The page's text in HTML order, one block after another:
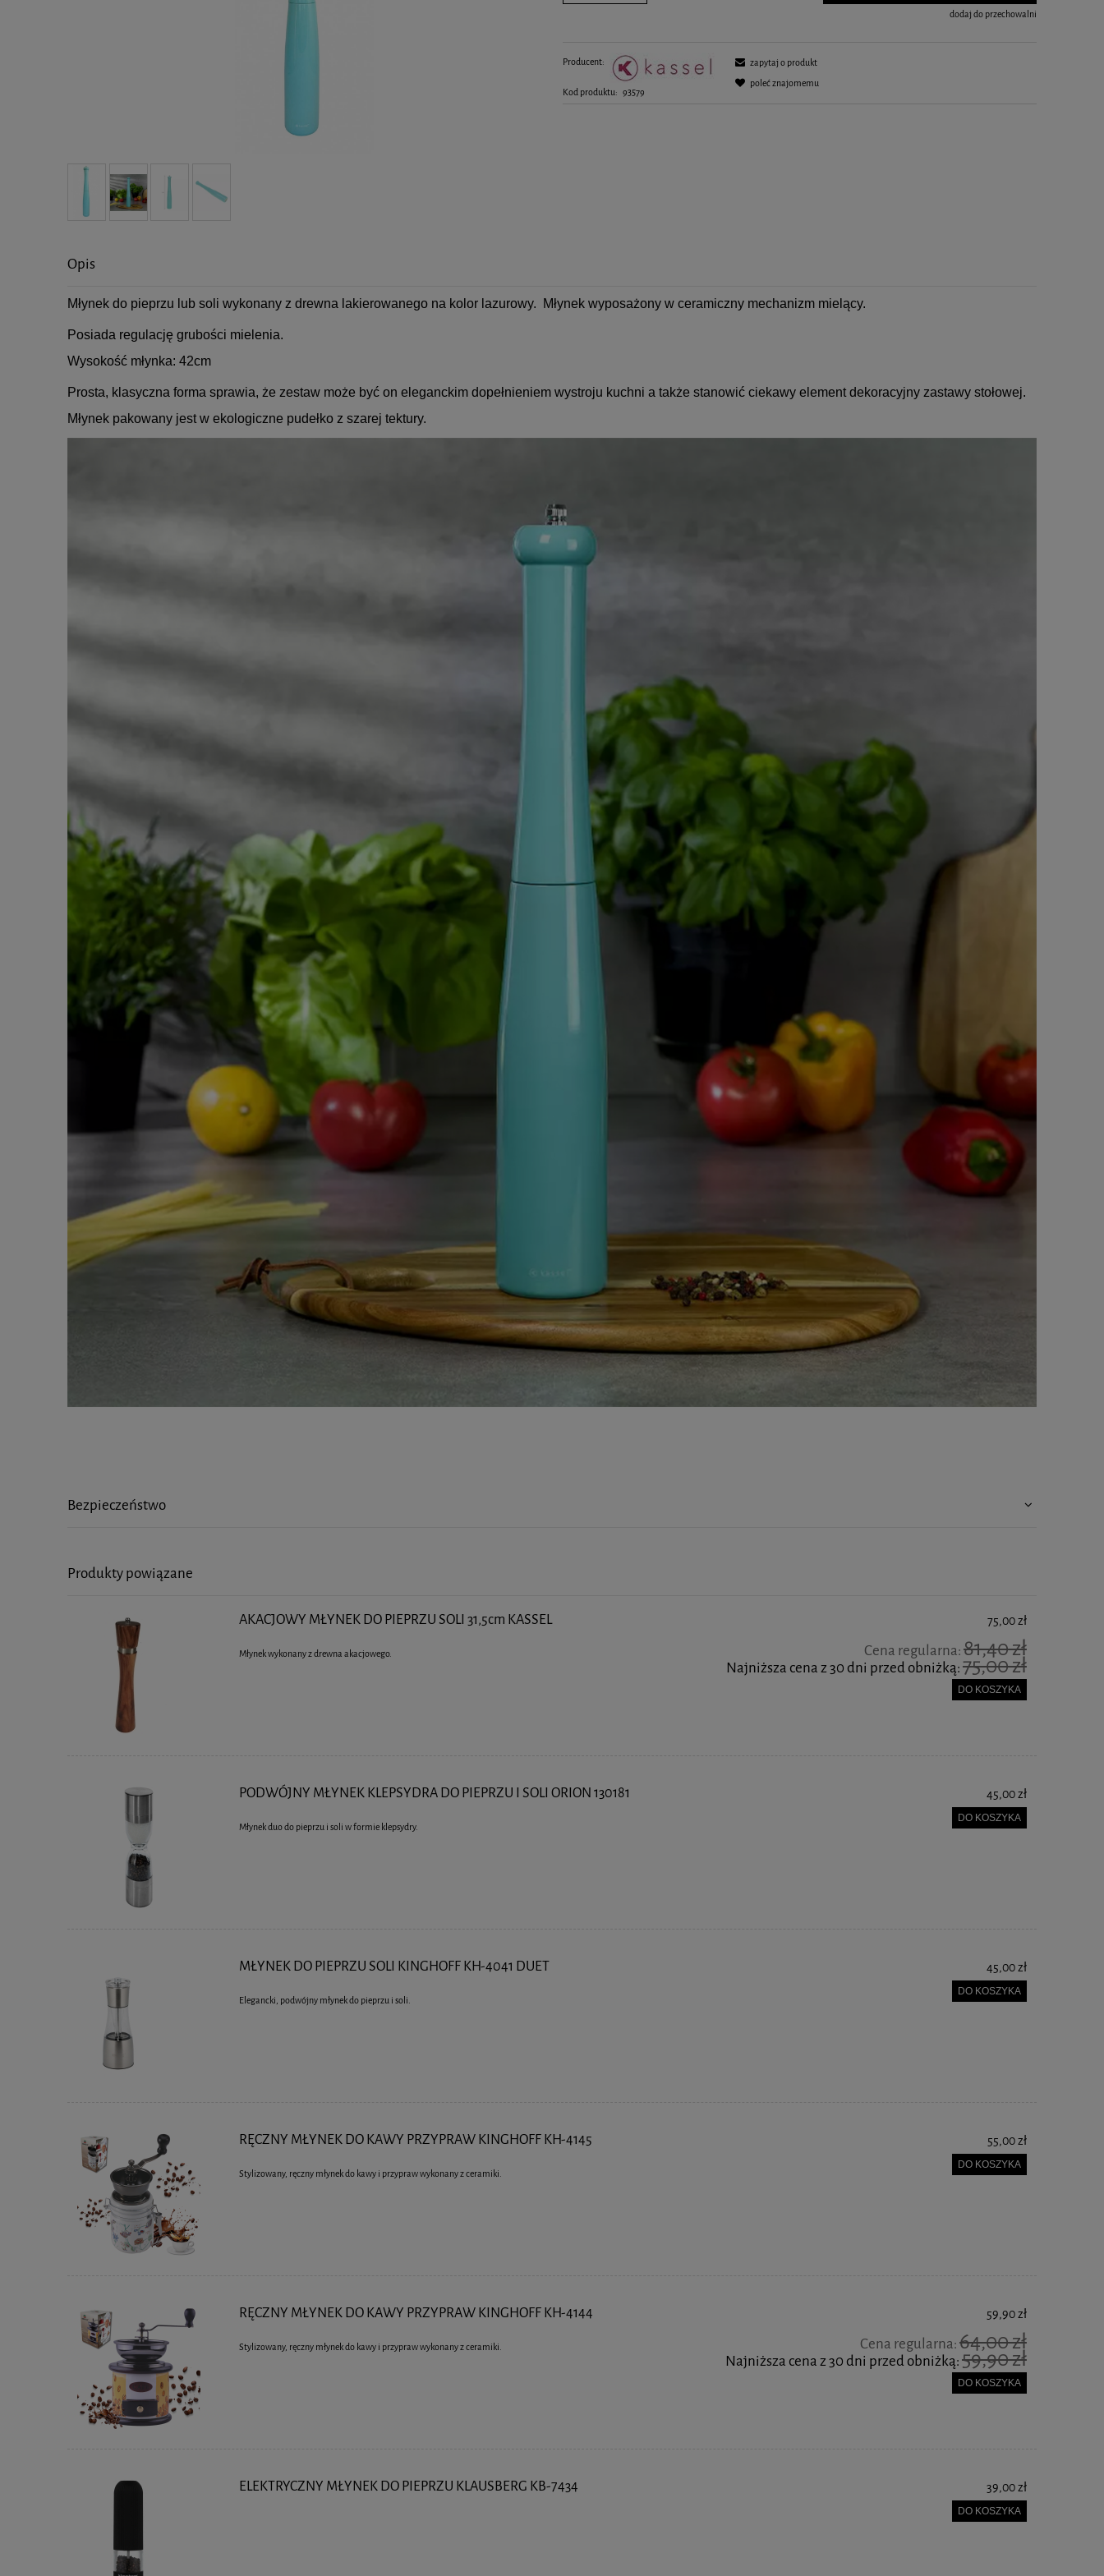
dodaj do przechowalni
Producent:
Kod produktu: 93579
zapytaj o produkt
poleć znajomemu
Opis
Młynek do pieprzu lub soli wykonany z drewna lakierowanego na kolor lazurowy. Młynek wyposażony w ceramiczny mechanizm mielący.
Posiada regulację grubości mielenia.
Wysokość młynka: 42cm
Prosta, klasyczna forma sprawia, że zestaw może być on eleganckim dopełnieniem wystroju kuchni a także stanowić ciekawy element dekoracyjny zastawy stołowej.
Młynek pakowany jest w ekologiczne pudełko z szarej tektury.
Bezpieczeństwo
Produkty powiązane
AKACJOWY MŁYNEK DO PIEPRZU SOLI 31,5cm KASSEL
Młynek wykonany z drewna akacjowego.
75,00 zł
Cena regularna:81,40 zł
Najniższa cena z 30 dni przed obniżką:75,00 zł
DO KOSZYKA
PODWÓJNY MŁYNEK KLEPSYDRA DO PIEPRZU I SOLI ORION 130181
Młynek duo do pieprzu i soli w formie klepsydry.
45,00 zł
DO KOSZYKA
MŁYNEK DO PIEPRZU SOLI KINGHOFF KH-4041 DUET
Elegancki, podwójny młynek do pieprzu i soli.
45,00 zł
DO KOSZYKA
RĘCZNY MŁYNEK DO KAWY PRZYPRAW KINGHOFF KH-4145
Stylizowany, ręczny młynek do kawy i przypraw wykonany z ceramiki.
55,00 zł
DO KOSZYKA
RĘCZNY MŁYNEK DO KAWY PRZYPRAW KINGHOFF KH-4144
Stylizowany, ręczny młynek do kawy i przypraw wykonany z ceramiki.
59,90 zł
Cena regularna:64,00 zł
Najniższa cena z 30 dni przed obniżką:59,90 zł
DO KOSZYKA
ELEKTRYCZNY MŁYNEK DO PIEPRZU KLAUSBERG KB-7434 39,00 zł
DO KOSZYKA